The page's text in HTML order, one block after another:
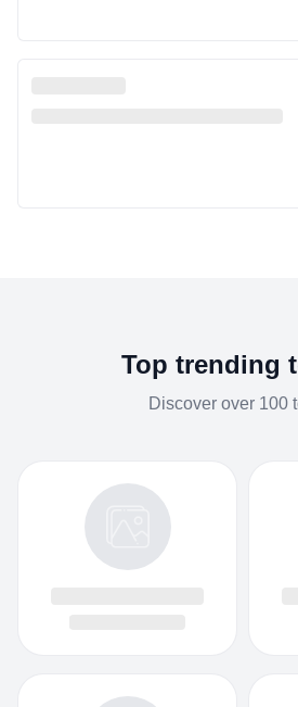
Top trending
Discover over 100